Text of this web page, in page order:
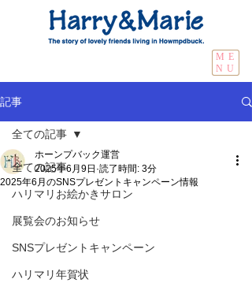
ME
NU
記事
全ての記事
ハリマリお絵かきサロン
展覧会のお知らせ
SNSプレゼントキャンペーン
ハリマリ年賀状
全ての記事
2025年6月のSNSプレゼントキャンペーン情報
ホーンプバック運営
2025年6月9日 読了時間: 3分